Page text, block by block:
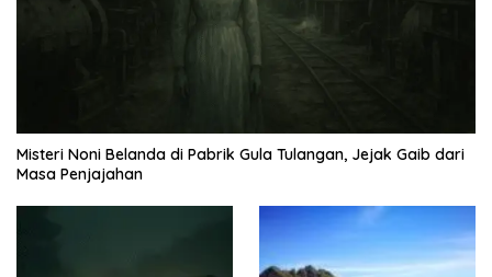
Misteri Noni Belanda di Pabrik Gula Tulangan, Jejak Gaib dari
Masa Penjajahan